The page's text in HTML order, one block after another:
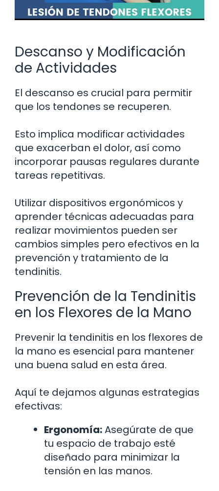
Descanso y Modificación
de Actividades
El descanso es crucial para permitir
que los tendones se recuperen.
Esto implica modificar actividades
que exacerban el dolor, así como
incorporar pausas regulares durante
tareas repetitivas.
Utilizar dispositivos ergonómicos y
aprender técnicas adecuadas para
realizar movimientos pueden ser
cambios simples pero efectivos en la
prevención y tratamiento de la
tendinitis.
Prevención de la Tendinitis
en los Flexores de la Mano
Prevenir la tendinitis en los flexores de
la mano es esencial para mantener
una buena salud en esta área.
Aquí te dejamos algunas estrategias
efectivas:
Ergonomía:Asegúrate de que
tu espacio de trabajo esté
diseñado para minimizar la
tensión en las manos.